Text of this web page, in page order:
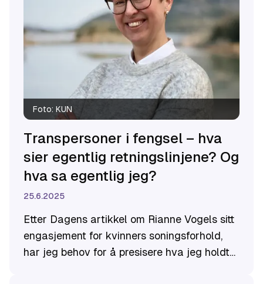
Foto: KUN
Transpersoner i fengsel – hva
sier egentlig retningslinjene? Og
hva sa egentlig jeg?
25.6.2025
Etter Dagens artikkel om Rianne Vogels sitt
engasjement for kvinners soningsforhold,
har jeg behov for å presisere hva jeg holdt